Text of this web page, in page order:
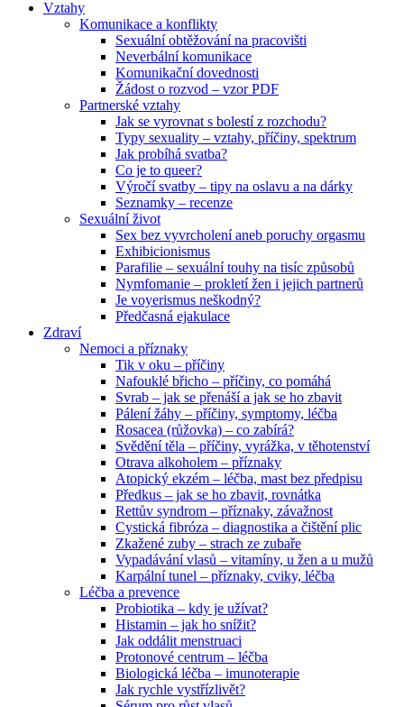
Vztahy
Komunikace a konflikty
Sexuální obtěžování na pracovišti
Neverbální komunikace
Komunikační dovednosti
Žádost o rozvod – vzor PDF
Partnerské vztahy
Jak se vyrovnat s bolestí z rozchodu?
Typy sexuality – vztahy, příčiny, spektrum
Jak probíhá svatba?
Co je to queer?
Výročí svatby – tipy na oslavu a na dárky
Seznamky – recenze
Sexuální život
Sex bez vyvrcholení aneb poruchy orgasmu
Exhibicionismus
Parafilie – sexuální touhy na tisíc způsobů
Nymfomanie – prokletí žen i jejich partnerů
Je voyerismus neškodný?
Předčasná ejakulace
Zdraví
Nemoci a příznaky
Tik v oku – příčiny
Nafouklé břicho – příčiny, co pomáhá
Svrab – jak se přenáší a jak se ho zbavit
Pálení žáhy – příčiny, symptomy, léčba
Rosacea (růžovka) – co zabírá?
Svědění těla – příčiny, vyrážka, v těhotenství
Otrava alkoholem – příznaky
Atopický ekzém – léčba, mast bez předpisu
Předkus – jak se ho zbavit, rovnátka
Rettův syndrom – příznaky, závažnost
Cystická fibróza – diagnostika a čištění plic
Zkažené zuby – strach ze zubaře
Vypadávání vlasů – vitamíny, u žen a u mužů
Karpální tunel – příznaky, cviky, léčba
Léčba a prevence
Probiotika – kdy je užívat?
Histamin – jak ho snížit?
Jak oddálit menstruaci
Protonové centrum – léčba
Biologická léčba – imunoterapie
Jak rychle vystřízlivět?